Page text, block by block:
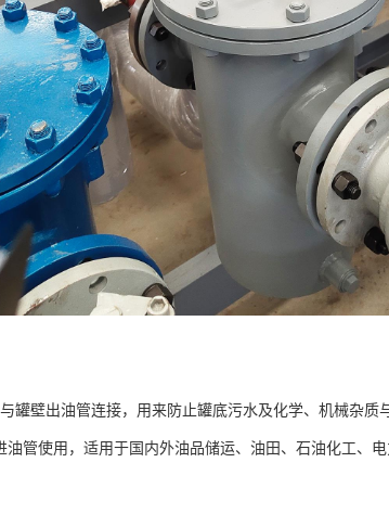
罐壁出油管连接，用来防止罐底污水及化学、机械杂质
管使用，适用于国内外油品储运、油田、石油化工、